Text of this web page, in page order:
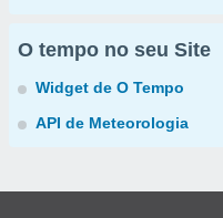
O tempo no seu Site
Widget de O Tempo
API de Meteorologia